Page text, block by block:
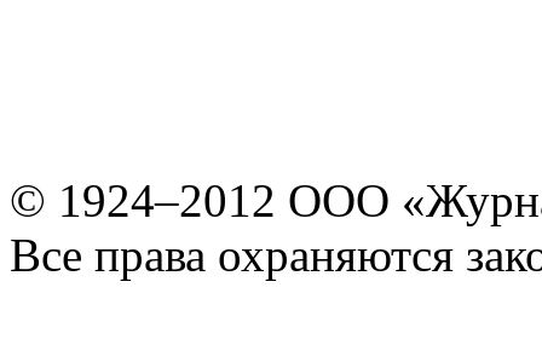
© 1924–2012 ООО
Все права охраняются